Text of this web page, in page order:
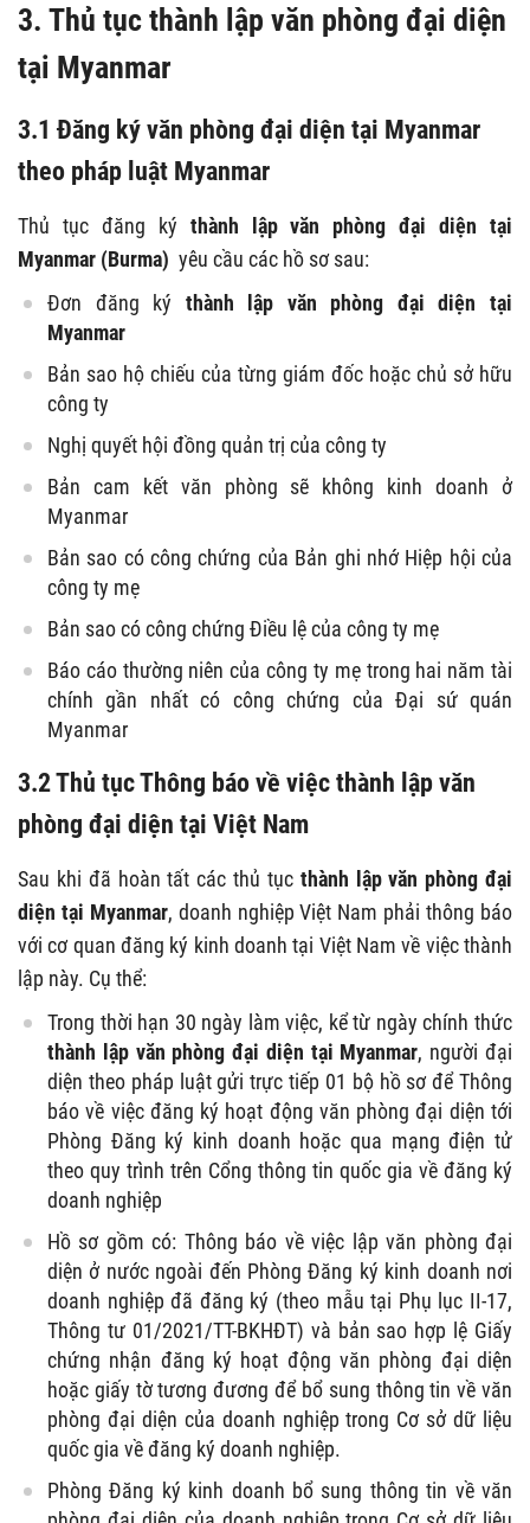
3. Thủ tục thành lập văn phòng đại diện
tại Myanmar
3.1 Đăng ký văn phòng đại diện tại Myanmar
theo pháp luật Myanmar
Thủ tục đăng ký thành lập văn phòng đại diện tại
Myanmar (Burma) yêu cầu các hồ sơ sau:
Đơn đăng ký thành lập văn phòng đại diện tại
Myanmar
Bản sao hộ chiếu của từng giám đốc hoặc chủ sở hữu
công ty
Nghị quyết hội đồng quản trị của công ty
Bản cam kết văn phòng sẽ không kinh doanh ở
Myanmar
Bản sao có công chứng của Bản ghi nhớ Hiệp hội của
công ty mẹ
Bản sao có công chứng Điều lệ của công ty mẹ
Báo cáo thường niên của công ty mẹ trong hai năm tài
chính gần nhất có công chứng của Đại sứ quán
Myanmar
3.2 Thủ tục Thông báo về việc thành lập văn
phòng đại diện tại Việt Nam
Sau khi đã hoàn tất các thủ tục thành lập văn phòng đại
diện tại Myanmar, doanh nghiệp Việt Nam phải thông báo
với cơ quan đăng ký kinh doanh tại Việt Nam về việc thành
lập này. Cụ thể:
Trong thời hạn 30 ngày làm việc, kể từ ngày chính thức
thành lập văn phòng đại diện tại Myanmar, người đại
diện theo pháp luật gửi trực tiếp 01 bộ hồ sơ để Thông
báo về việc đăng ký hoạt động văn phòng đại diện tới
Phòng Đăng ký kinh doanh hoặc qua mạng điện tử
theo quy trình trên Cổng thông tin quốc gia về đăng ký
doanh nghiệp
Hồ sơ gồm có: Thông báo về việc lập văn phòng đại
diện ở nước ngoài đến Phòng Đăng ký kinh doanh nơi
doanh nghiệp đã đăng ký (theo mẫu tại Phụ lục II-17,
Thông tư 01/2021/TT-BKHĐT) và bản sao hợp lệ Giấy
chứng nhận đăng ký hoạt động văn phòng đại diện
hoặc giấy tờ tương đương để bổ sung thông tin về văn
phòng đại diện của doanh nghiệp trong Cơ sở dữ liệu
quốc gia về đăng ký doanh nghiệp.
Phòng Đăng ký kinh doanh bổ sung thông tin về văn